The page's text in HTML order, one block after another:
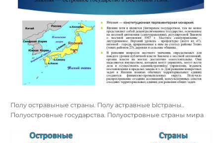
Полу остравыные страны. Полу астравные Ыстраны..
Полуостровные государства. Полуостровные страны мира